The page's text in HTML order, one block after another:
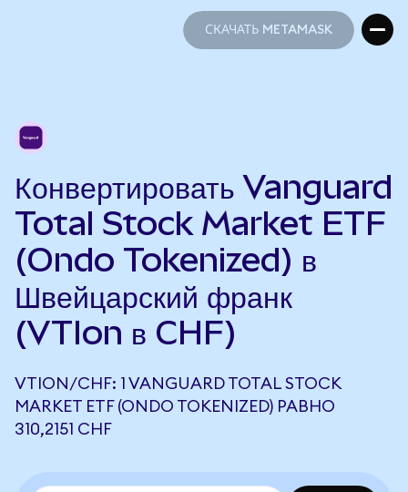
СКАЧАТЬ METAMASK
Конвертировать Vanguard
Total Stock Market ETF
(Ondo Tokenized) в
Швейцарский франк
(VTIon в CHF)
VTION/CHF: 1 VANGUARD TOTAL STOCK
MARKET ETF (ONDO TOKENIZED) РАВНО
310,2151 CHF